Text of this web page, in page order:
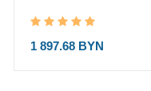
1 897.68 BYN